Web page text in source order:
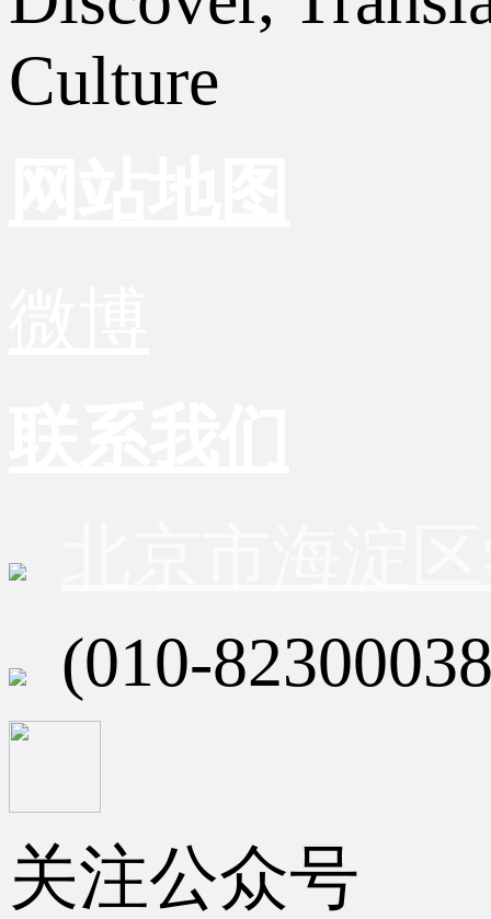
Culture
(010-
关注公众号